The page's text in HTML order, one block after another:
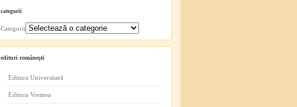
categorii
Categorii
edituri româneşti
Editura Universitară
Editura Vremea